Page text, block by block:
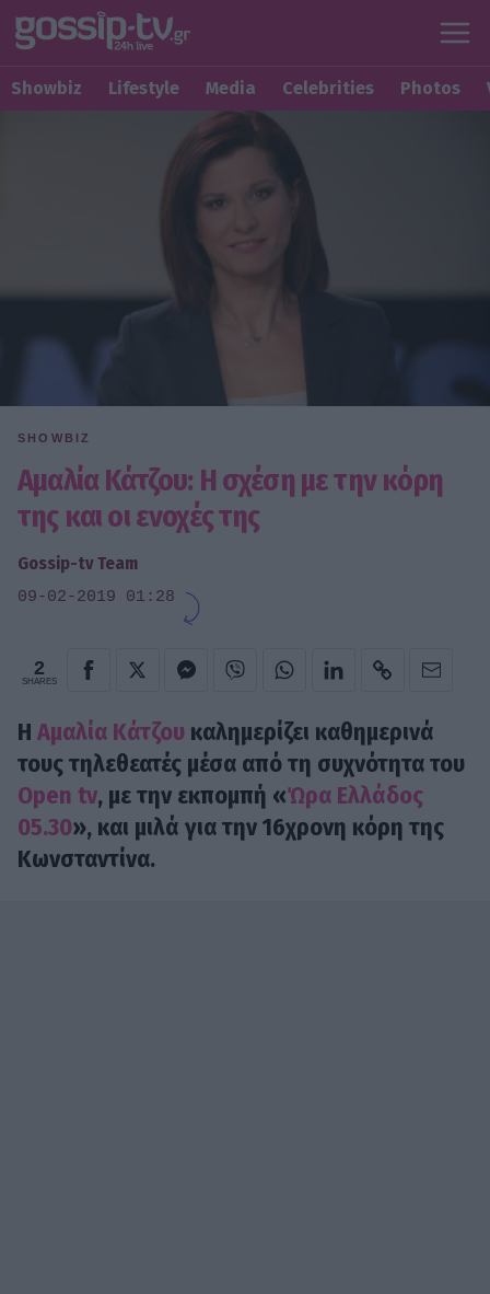
Showbiz Lifestyle Media Celebrities Photos
SHOWBIZ
Αμαλία Κάτζου: Η σχέση με την κόρη
της και οι ενοχές της
Gossip-tv Team
09-02-2019 01:28
2
SHARES
Η Αμαλία Κάτζου καλημερίζει καθημερινά
τους τηλεθεατές μέσα από τη συχνότητα του
Open tv, με την εκπομπή «Ώρα Ελλάδος
05.30», και μιλά για την 16χρονη κόρη της
Κωνσταντίνα.